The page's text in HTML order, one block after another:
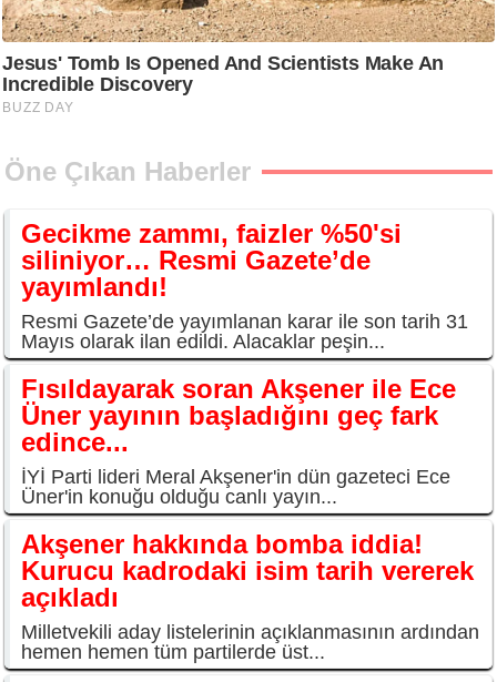
Öne Çıkan Haberler
Gecikme zammı, faizler %50'si
siliniyor… Resmi Gazete’de
yayımlandı!
Resmi Gazete’de yayımlanan karar ile son tarih 31
Mayıs olarak ilan edildi. Alacaklar peşin...
Fısıldayarak soran Akşener ile Ece
Üner yayının başladığını geç fark
edince...
İYİ Parti lideri Meral Akşener'in dün gazeteci Ece
Üner'in konuğu olduğu canlı yayın...
Akşener hakkında bomba iddia!
Kurucu kadrodaki isim tarih vererek
açıkladı
Milletvekili aday listelerinin açıklanmasının ardından
hemen hemen tüm partilerde üst...